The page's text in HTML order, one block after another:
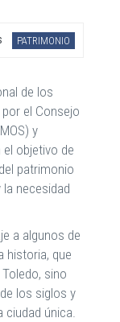
PATRIMONIO
de los
el Consejo
y
el objetivo de
patrimonio
la necesidad
a algunos de
historia, que
sino
los siglos y
única.